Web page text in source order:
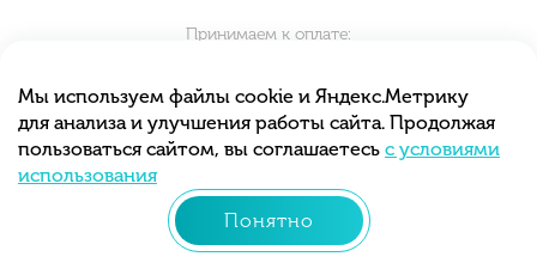
© 2013 - 2026 «Тортиточка»
Разработка сайта –
Мы принимаем заказы круглосуточно.
Принимаем к оплате:
Мы используем файлы cookie и Яндекс.Метрику
для анализа и улучшения работы сайта. Продолжая
пользоваться сайтом, вы соглашаетесь с условиями
использования
Понятно